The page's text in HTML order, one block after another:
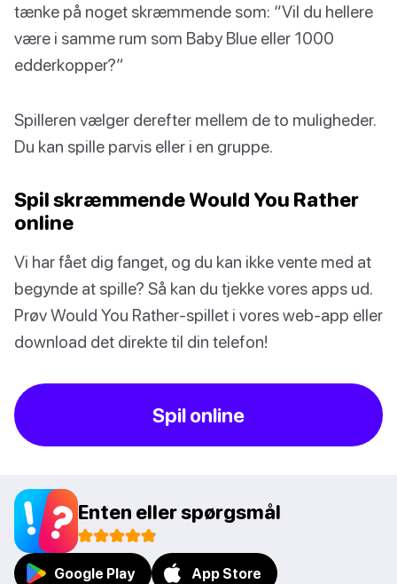
tænke på noget skræmmende som: “Vil du hellere
være i samme rum som Baby Blue eller 1000
edderkopper?”
Spilleren vælger derefter mellem de to muligheder.
Du kan spille parvis eller i en gruppe.
Spil skræmmende Would You Rather
online
Vi har fået dig fanget, og du kan ikke vente med at
begynde at spille? Så kan du tjekke vores apps ud.
Prøv Would You Rather-spillet i vores web-app eller
download det direkte til din telefon!
Spil online
Enten eller spørgsmål
Google Play App Store